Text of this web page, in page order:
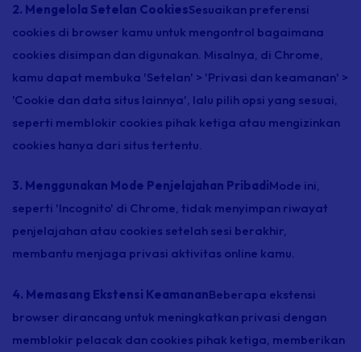
2. Mengelola Setelan CookiesSesuaikan preferensi
cookies di browser kamu untuk mengontrol bagaimana
cookies disimpan dan digunakan. Misalnya, di Chrome,
kamu dapat membuka 'Setelan' > 'Privasi dan keamanan' >
'Cookie dan data situs lainnya', lalu pilih opsi yang sesuai,
seperti memblokir cookies pihak ketiga atau mengizinkan
cookies hanya dari situs tertentu.
3. Menggunakan Mode Penjelajahan PribadiMode ini,
seperti 'Incognito' di Chrome, tidak menyimpan riwayat
penjelajahan atau cookies setelah sesi berakhir,
membantu menjaga privasi aktivitas online kamu.
4. Memasang Ekstensi KeamananBeberapa ekstensi
browser dirancang untuk meningkatkan privasi dengan
memblokir pelacak dan cookies pihak ketiga, memberikan